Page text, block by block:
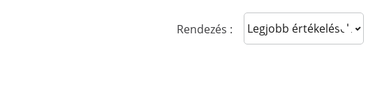
Rendezés : Sort reviews